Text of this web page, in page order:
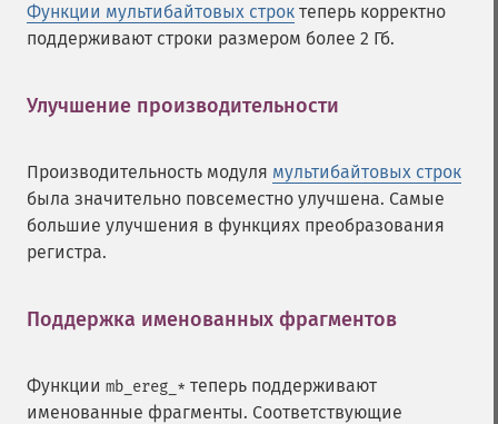
Функции мультибайтовых строк теперь корректно
поддерживают строки размером более 2 Гб.
Улучшение производительности
Производительность модуля мультибайтовых строк
была значительно повсеместно улучшена. Самые
большие улучшения в функциях преобразования
регистра.
Поддержка именованных фрагментов
Функции mb_ereg_* теперь поддерживают
именованные фрагменты. Соответствующие